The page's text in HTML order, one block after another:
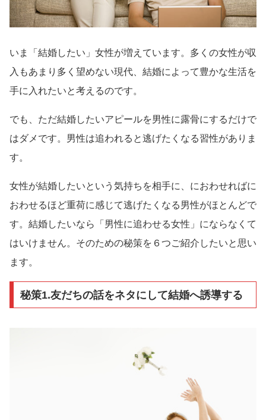
いま「結婚したい」女性が増えています。多くの女性が収
入もあまり多く望めない現代、結婚によって豊かな生活を
手に入れたいと考えるのです。
でも、ただ結婚したいアピールを男性に露骨にするだけで
はダメです。男性は追われると逃げたくなる習性がありま
す。
女性が結婚したいという気持ちを相手に、におわせればに
おわせるほど重荷に感じて逃げたくなる男性がほとんどで
す。結婚したいなら「男性に追わせる女性」にならなくて
はいけません。そのための秘策を６つご紹介したいと思い
ます。
秘策1.友だちの話をネタにして結婚へ誘導する